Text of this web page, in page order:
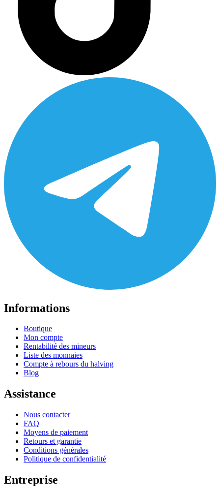
Informations
Boutique
Mon compte
Rentabilité des mineurs
Liste des monnaies
Compte à rebours du halving
Blog
Assistance
Nous contacter
FAQ
Moyens de paiement
Retours et garantie
Conditions générales
Politique de confidentialité
Entreprise